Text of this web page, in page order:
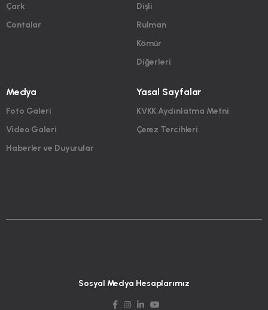
Çark
Contalar
Dişli
Rulman
Kömür
Diğerleri
Medya
Foto Galeri
Video Galeri
Haberler ve Duyurular
Yasal Sayfalar
KVKK Aydınlatma Metni
Çerez Tercihleri
Sosyal Medya Hesaplarımız